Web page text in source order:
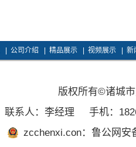
公司介绍 精品展示| 视频展示| 新
版权所有©诸城
联系人：李经理
手机：
zcchenxi.con：鲁公网安